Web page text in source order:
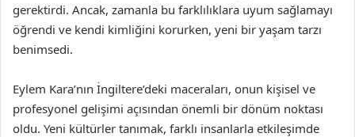
gerektirdi. Ancak, zamanla bu farklılıklara uyum sağlamayı
öğrendi ve kendi kimliğini korurken, yeni bir yaşam tarzı
benimsedi.
Eylem Kara’nın İngiltere’deki maceraları, onun kişisel ve
profesyonel gelişimi açısından önemli bir dönüm noktası
oldu. Yeni kültürler tanımak, farklı insanlarla etkileşimde